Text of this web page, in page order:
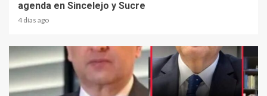
agenda en Sincelejo y Sucre
4 días ago